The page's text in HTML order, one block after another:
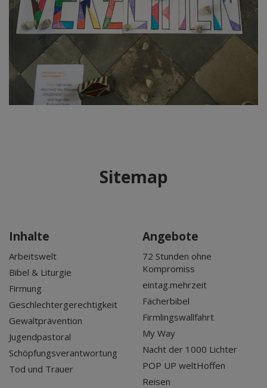
Sitemap
Inhalte
Arbeitswelt
Bibel & Liturgie
Firmung
Geschlechtergerechtigkeit
Gewaltprävention
Jugendpastoral
Schöpfungsverantwortung
Tod und Trauer
Angebote
72 Stunden ohne
Kompromiss
eintag.mehrzeit
Fächerbibel
Firmlingswallfahrt
My Way
Nacht der 1000 Lichter
POP UP weltHoffen
Reisen